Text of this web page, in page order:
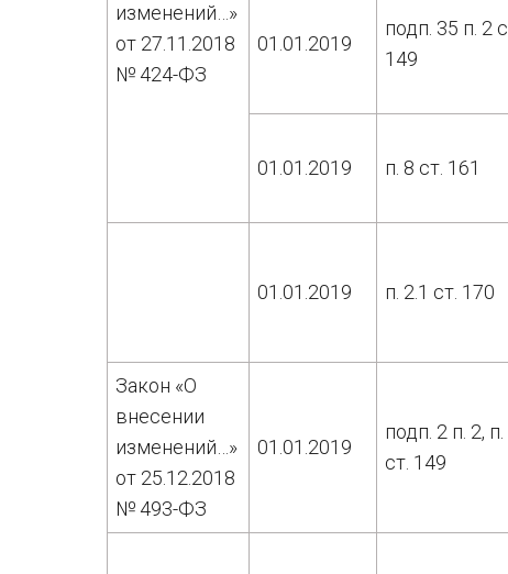
изменений…»
от 27.11.2018
№ 424-ФЗ
01.01.2019
подп. 35 п. 2
149
01.01.2019 п. 8 ст. 161
01.01.2019 п. 2.1 ст. 170
Закон «О
внесении
изменений…»
от 25.12.2018
№ 493-ФЗ
01.01.2019
подп. 2 п. 2, п.
ст. 149